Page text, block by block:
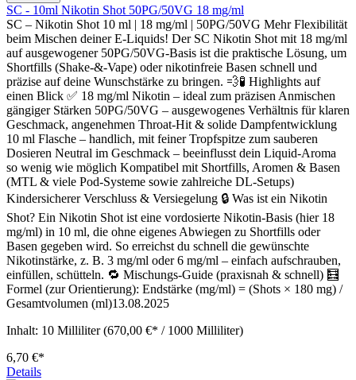
SC - 10ml Nikotin Shot 50PG/50VG 18 mg/ml
SC – Nikotin Shot 10 ml | 18 mg/ml | 50PG/50VG Mehr Flexibilität
beim Mischen deiner E-Liquids! Der SC Nikotin Shot mit 18 mg/ml
auf ausgewogener 50PG/50VG-Basis ist die praktische Lösung, um
Shortfills (Shake-&-Vape) oder nikotinfreie Basen schnell und
präzise auf deine Wunschstärke zu bringen. 💨🧪 Highlights auf
einen Blick ✅ 18 mg/ml Nikotin – ideal zum präzisen Anmischen
gängiger Stärken 50PG/50VG – ausgewogenes Verhältnis für klaren
Geschmack, angenehmen Throat-Hit & solide Dampfentwicklung
10 ml Flasche – handlich, mit feiner Tropfspitze zum sauberen
Dosieren Neutral im Geschmack – beeinflusst dein Liquid-Aroma
so wenig wie möglich Kompatibel mit Shortfills, Aromen & Basen
(MTL & viele Pod-Systeme sowie zahlreiche DL-Setups)
Kindersicherer Verschluss & Versiegelung 🔒 Was ist ein Nikotin
Shot? Ein Nikotin Shot ist eine vordosierte Nikotin-Basis (hier 18
mg/ml) in 10 ml, die ohne eigenes Abwiegen zu Shortfills oder
Basen gegeben wird. So erreichst du schnell die gewünschte
Nikotinstärke, z. B. 3 mg/ml oder 6 mg/ml – einfach aufschrauben,
einfüllen, schütteln. 🔁 Mischungs-Guide (praxisnah & schnell) 🧮
Formel (zur Orientierung): Endstärke (mg/ml) = (Shots × 180 mg) /
Gesamtvolumen (ml)13.08.2025
Inhalt: 10 Milliliter(670,00 €* / 1000 Milliliter)
6,70 €*
Details